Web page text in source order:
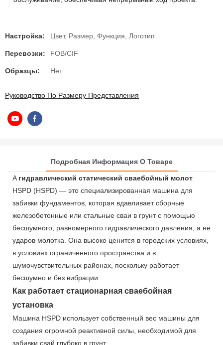
Настройка: Цвет, Размер, Функция, Логотип
Перевозки: FOB/CIF
Образцы: Нет
Руководство По Размеру Представления
Подробная Информация О Товаре
A гидравлический статический сваебойный молот
HSPD (HSPD) — это специализированная машина для
забивки фундаментов, которая вдавливает сборные
железобетонные или стальные сваи в грунт с помощью
бесшумного, равномерного гидравлического давления, а не
ударов молотка. Она высоко ценится в городских условиях,
в условиях ограниченного пространства и в
шумочувствительных районах, поскольку работает
бесшумно и без вибрации.
Как работает стационарная сваебойная
установка
Машина HSPD использует собственный вес машины для
создания огромной реактивной силы, необходимой для
забивки свай глубоко в грунт.